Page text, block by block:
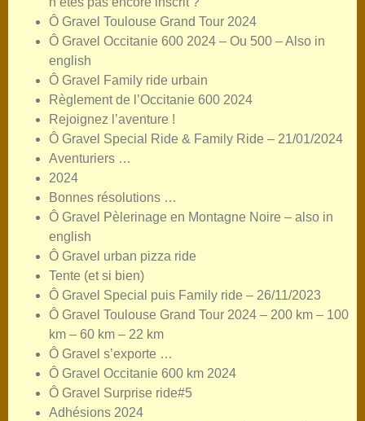
Ô Gravel Toulouse Grand Tour 2024
Ô Gravel Occitanie 600 2024 – Ou 500 – Also in
english
Ô Gravel Family ride urbain
Règlement de l’Occitanie 600 2024
Rejoignez l’aventure !
Ô Gravel Special Ride & Family Ride – 21/01/2024
Aventuriers …
2024
Bonnes résolutions …
Ô Gravel Pèlerinage en Montagne Noire – also in
english
Ô Gravel urban pizza ride
Tente (et si bien)
Ô Gravel Special puis Family ride – 26/11/2023
Ô Gravel Toulouse Grand Tour 2024 – 200 km – 100
km – 60 km – 22 km
Ô Gravel s’exporte …
Ô Gravel Occitanie 600 km 2024
Ô Gravel Surprise ride#5
Adhésions 2024